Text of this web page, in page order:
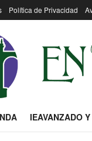
Política de Privacidad
IEAVANZADO